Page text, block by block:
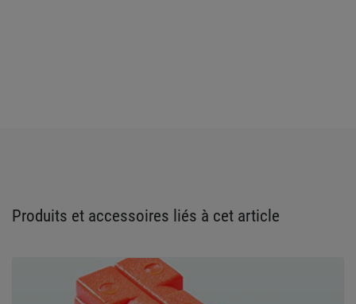
Produits et accessoires liés à cet article